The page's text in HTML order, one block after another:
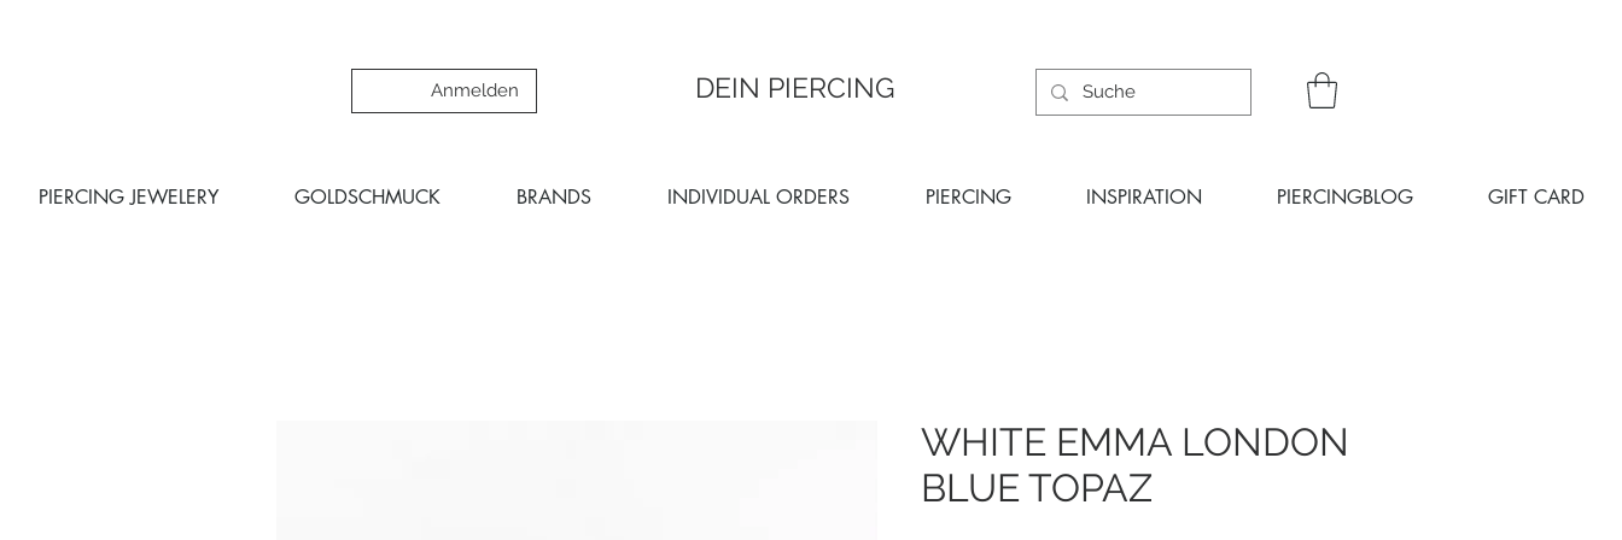
Anmelden DEIN PIERCING
PIERCING JEWELERY GOLDSCHMUCK BRANDS INDIVIDUAL ORDERS PIERCING INSPIRATION PIERCINGBLOG GIFT CARD
WHITE EMMA LONDON
BLUE TOPAZ